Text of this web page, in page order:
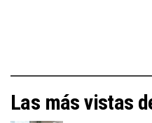
Las más vistas